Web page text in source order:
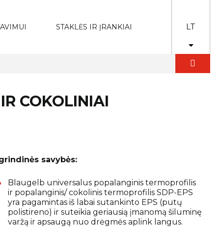
STAKLĖS IR ĮRANKIAI LT
COKOLINIAI
savybės:
Blaugelb universalus popalanginis termoprofilis
ir popalanginis/ cokolinis termoprofilis SDP-EPS
yra pagamintas iš labai sutankinto EPS (putų
polistireno) ir suteikia geriausią įmanomą šiluminę
varžą ir apsaugą nuo drėgmės aplink langus.